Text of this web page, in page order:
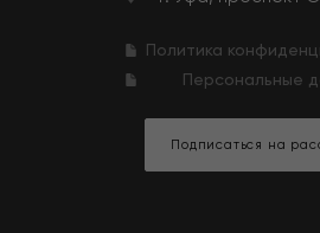
Политика
Персональные
Подписаться на